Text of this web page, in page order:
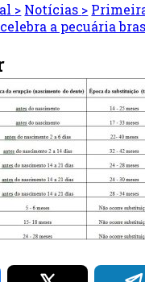
> Notícias >
a pecuária